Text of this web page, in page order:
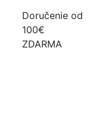
Doručenie od
100€
ZDARMA